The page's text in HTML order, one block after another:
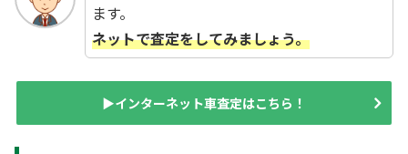
ます。
ネットで査定をしてみましょう。
▶インターネット車査定はこちら！